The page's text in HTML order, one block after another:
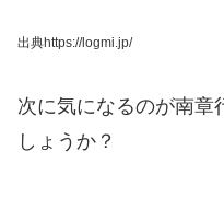
出典https://logmi.jp/
次に気になるのが南章
しょうか？